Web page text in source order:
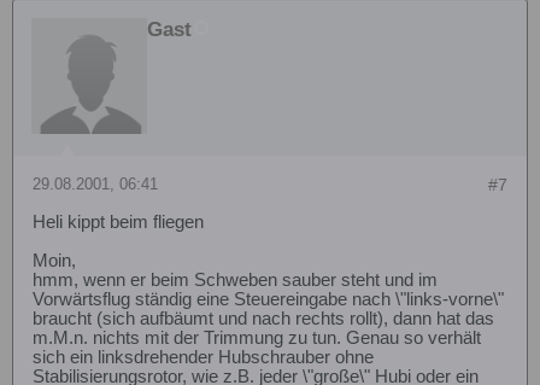
Gast
#7
29.08.2001, 06:41
Heli kippt beim fliegen
Moin,
hmm, wenn er beim Schweben sauber steht und im
Vorwärtsflug ständig eine Steuereingabe nach \"links-vorne\"
braucht (sich aufbäumt und nach rechts rollt), dann hat das
m.M.n. nichts mit der Trimmung zu tun. Genau so verhält
sich ein linksdrehender Hubschrauber ohne
Stabilisierungsrotor, wie z.B. jeder \"große\" Hubi oder ein